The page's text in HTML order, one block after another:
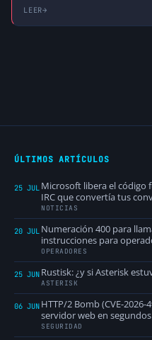
descentralizada y
de una infraestructura
LEER
ÚLTIMOS ARTÍCULOS
25 JUL Microsoft libera el código
IRC que convertía tus
NOTICIAS
20 JUL Numeración 400 para
instrucciones para
OPERADORES
25 JUN Rustisk: ¿y si Asterisk
ASTERISK
06 JUN HTTP/2 Bomb (CVE-
servidor web en
SEGURIDAD